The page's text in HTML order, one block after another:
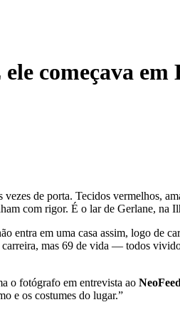
começava em
de porta. Tecidos vermelhos,
com rigor. É o lar de Gerlane,
em uma casa assim, logo de
mas 69 de vida — todos
o fotógrafo em entrevista ao NeoFeed
e os costumes do lugar.”